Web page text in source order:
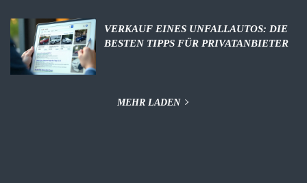
VERKAUF EINES UNFALLAUTOS: DIE
BESTEN TIPPS FÜR PRIVATANBIETER
MEHR LADEN